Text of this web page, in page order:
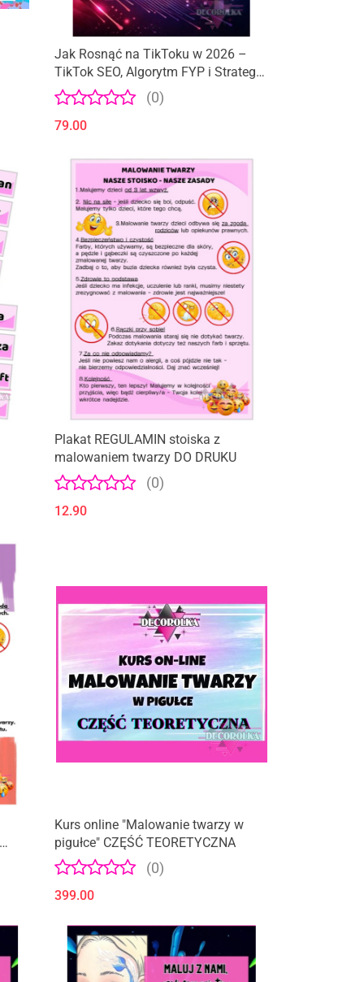
Jak Rosnąć na TikToku w 2026 –
TikTok SEO, Algorytm FYP i Strategia
Zasięgów | Ebook dla Twórców i
Biznesu
(0)
79.00
Plakat REGULAMIN stoiska z
malowaniem twarzy DO DRUKU
(0)
12.90
Kurs online "Malowanie twarzy w
pigułce" CZĘŚĆ TEORETYCZNA
(0)
399.00